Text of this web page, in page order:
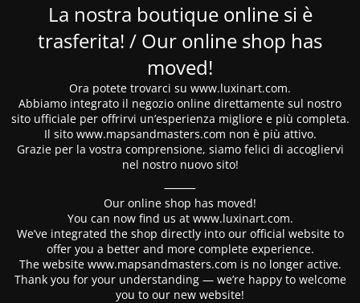
La nostra boutique online si è
trasferita! / Our online shop has
moved!
Ora potete trovarci su www.luxinart.com.
Abbiamo integrato il negozio online direttamente sul nostro
sito ufficiale per offrirvi un’esperienza migliore e più completa.
Il sito www.mapsandmasters.com non è più attivo.
Grazie per la vostra comprensione, siamo felici di accogliervi
nel nostro nuovo sito!
⸻
Our online shop has moved!
You can now find us at www.luxinart.com.
We’ve integrated the shop directly into our official website to
offer you a better and more complete experience.
The website www.mapsandmasters.com is no longer active.
Thank you for your understanding — we’re happy to welcome
you to our new website!